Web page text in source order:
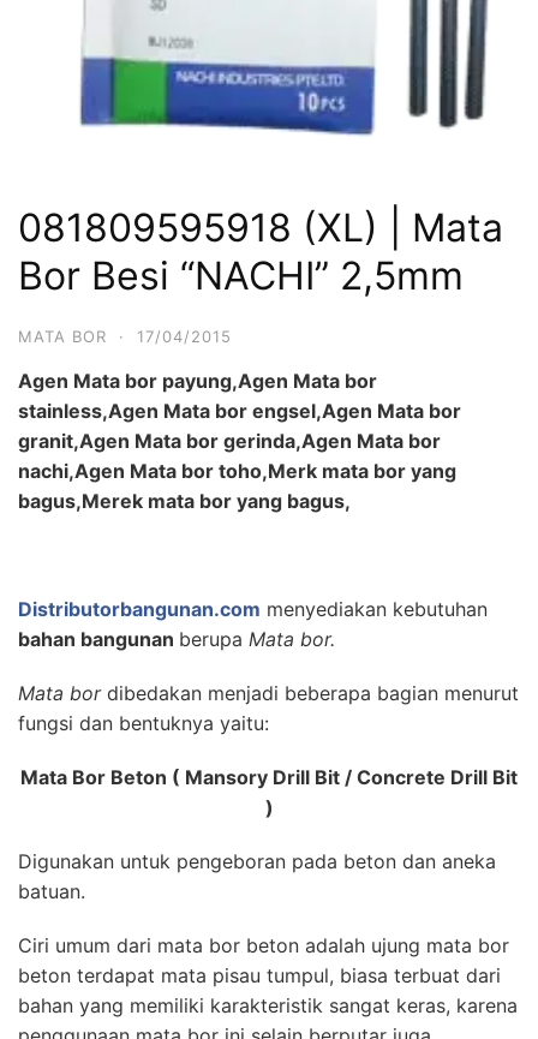
081809595918 (XL) | Mata
Bor Besi “NACHI” 2,5mm
MATA BOR · 17/04/2015
Agen Mata bor payung,Agen Mata bor
stainless,Agen Mata bor engsel,Agen Mata bor
granit,Agen Mata bor gerinda,Agen Mata bor
nachi,Agen Mata bor toho,Merk mata bor yang
bagus,Merek mata bor yang bagus,
Distributorbangunan.com menyediakan kebutuhan
bahan bangunan berupa Mata bor.
Mata bordibedakan menjadi beberapa bagian menurut
fungsi dan bentuknya yaitu:
Mata Bor Beton ( Mansory Drill Bit / Concrete Drill Bit
)
Digunakan untuk pengeboran pada beton dan aneka
batuan.
Ciri umum dari mata bor beton adalah ujung mata bor
beton terdapat mata pisau tumpul, biasa terbuat dari
bahan yang memiliki karakteristik sangat keras, karena